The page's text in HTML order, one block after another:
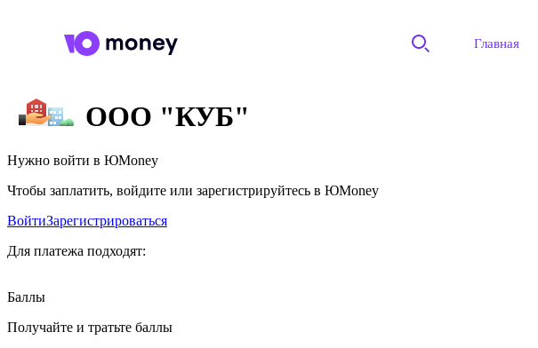
Главная
ООО "КУБ"
Нужно войти в ЮMoney
Чтобы заплатить, войдите или зарегистрируйтесь в ЮMoney
ВойтиЗарегистрироваться
Для платежа подходят:
Баллы
Получайте и тратьте баллы